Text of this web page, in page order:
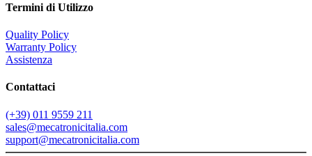
Termini di Utilizzo
Quality Policy
Warranty Policy
Assistenza
Contattaci
(+39) 011 9559 211
sales@mecatronicitalia.com
support@mecatronicitalia.com